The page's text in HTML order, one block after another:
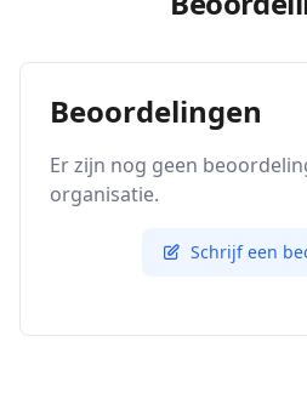
Beoordelingen
Er zijn nog geen
organisatie.
Schrijf een